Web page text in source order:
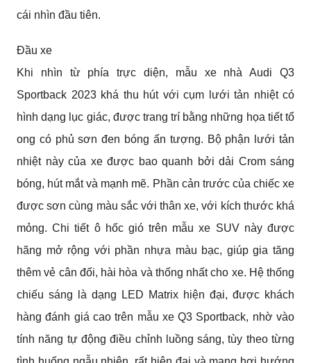
cái nhìn đầu tiên.
Đầu xe
Khi nhìn từ phía trực diện, mẫu xe nhà Audi Q3
Sportback 2023 khá thu hút với cụm lưới tản nhiệt có
hình dạng lục giác, được trang trí bằng những họa tiết tổ
ong có phủ sơn đen bóng ấn tượng. Bộ phận lưới tản
nhiệt này của xe được bao quanh bởi dải Crom sáng
bóng, hút mắt và mạnh mẽ. Phần cản trước của chiếc xe
được sơn cùng màu sắc với thân xe, với kích thước khá
mỏng. Chi tiết ô hốc gió trên mẫu xe SUV này được
hãng mở rộng với phần nhựa màu bạc, giúp gia tăng
thêm vẻ cân đối, hài hòa và thống nhất cho xe. Hệ thống
chiếu sáng là dạng LED Matrix hiện đại, được khách
hàng đánh giá cao trên mẫu xe Q3 Sportback, nhờ vào
tính năng tự động điều chỉnh luồng sáng, tùy theo từng